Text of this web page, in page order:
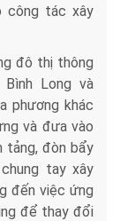
công tác xây
đô thị thông
Long và
phương khác
và đưa vào
tảng, đòn bẩy
tay xây
đến việc ứng
để thay đổi